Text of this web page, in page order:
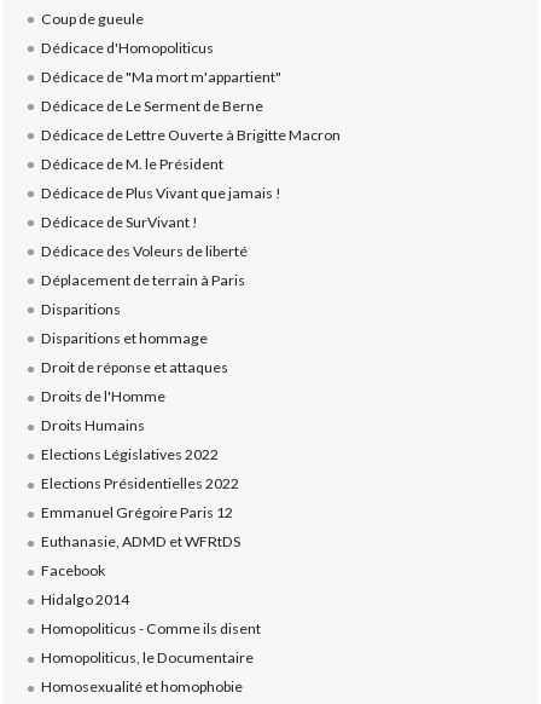
Coup de gueule
Dédicace d'Homopoliticus
Dédicace de "Ma mort m'appartient"
Dédicace de Le Serment de Berne
Dédicace de Lettre Ouverte à Brigitte Macron
Dédicace de M. le Président
Dédicace de Plus Vivant que jamais !
Dédicace de SurVivant !
Dédicace des Voleurs de liberté
Déplacement de terrain à Paris
Disparitions
Disparitions et hommage
Droit de réponse et attaques
Droits de l'Homme
Droits Humains
Elections Législatives 2022
Elections Présidentielles 2022
Emmanuel Grégoire Paris 12
Euthanasie, ADMD et WFRtDS
Facebook
Hidalgo 2014
Homopoliticus - Comme ils disent
Homopoliticus, le Documentaire
Homosexualité et homophobie